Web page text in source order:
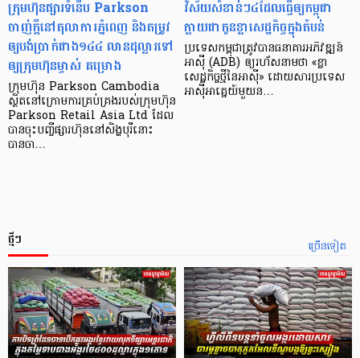
ក្រុមហ៊ុនផ្សារទំនើប Parkson
ចាញ់ក្ដីនៅតុលាការភ្នំពេញ និងតម្រូវ
ឲ្យបង់ប្រាក់ជាង១៤៤ លានដុល្លារទៅ
ឲ្យក្រុមហ៊ុនម្ចាស់ គម្រោង
ក្រុមហ៊ុន Parkson Cambodia
ស្ថិតនៅក្រោមការគ្រប់គ្រងរបស់ក្រុមហ៊ុន
Parkson Retail Asia Ltd ដែល
បានចុះបញ្ចីផ្សារហ៊ុននៅសិង្ហបុរីនោះ
បានចា…
វិស័យ​សំខាន់ៗ​៤​ដែល​ធ្វើ​ឲ្យ​កម្ពុជា​
ក្លាយ​ជា​កូន​ខ្លា​សេដ្ឋកិច្ច​ក្នុង​តំបន់
ប្រទេស​កម្ពុជា​ត្រូវ​បាន​ធនាគារ​អភិវឌ្ឍន៍​
អាស៊ី (ADB) ឲ្យ​រហ័ស​នាមថា «ខ្លា​
សេដ្ឋកិច្ច​ថ្មី​នៃ​អាស៊ី» ដោយសារ​ប្រទេស​
អាស៊ី​អាគ្នេយ៍​មួយ​ន…
ច្រើនទៀត
ថ្មីៗ